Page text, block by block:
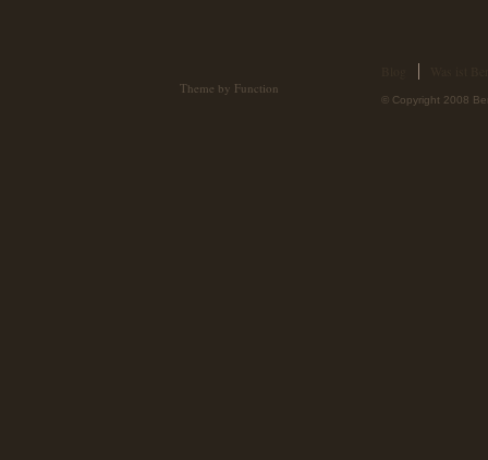
Theme by Function
© Copyright 2008